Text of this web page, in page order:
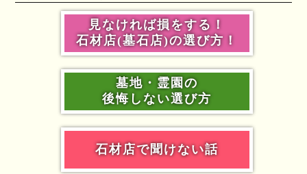
見なければ損をする！
石材店(墓石店)の選び方！
墓地・霊園の
後悔しない選び方
石材店で聞けない話